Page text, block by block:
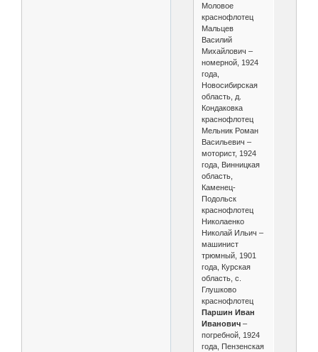
Моловое
краснофлотец
Мальцев
Василий
Михайлович –
номерной, 1924
года,
Новосибирская
область, д.
Кондаковка
краснофлотец
Мельник Роман
Васильевич –
моторист, 1924
года, Винницкая
область,
Каменец-
Подольск
краснофлотец
Николаенко
Николай Ильич –
машинист
трюмный, 1901
года, Курская
область, с.
Глушково
краснофлотец
Паршин Иван
Иванович–
погребной, 1924
года, Пензенская